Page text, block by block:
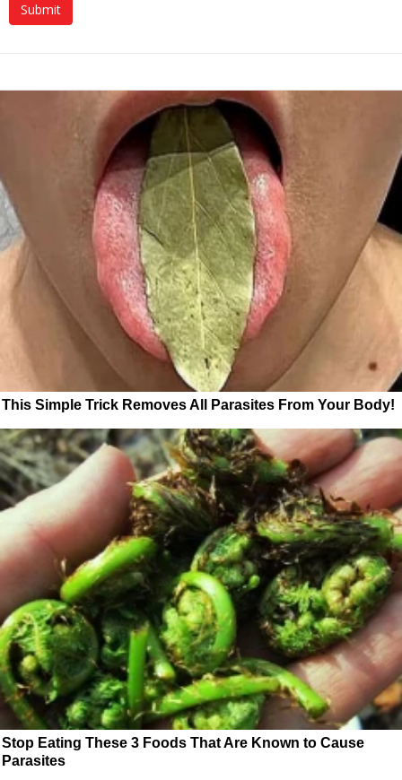
This Simple Trick Removes All Parasites From Your Body!
Stop Eating These 3 Foods That Are Known to Cause
Parasites